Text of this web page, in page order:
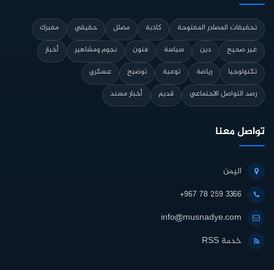
تحقيقات المصادر المفتوحة كاذبة مضلل حقيقي
مفبرك
غير صحيح
دين سياسة فنون نجوم ومشاهير
أخبار
تكنولوجيا
رياضة توعية توضيح
عسكري
رصد التواصل الاجتماعي
قديم أخبار مسند
تواصل معنا
اليمن
+967 78 259 3366
info@musnadye.com
خدمة RSS